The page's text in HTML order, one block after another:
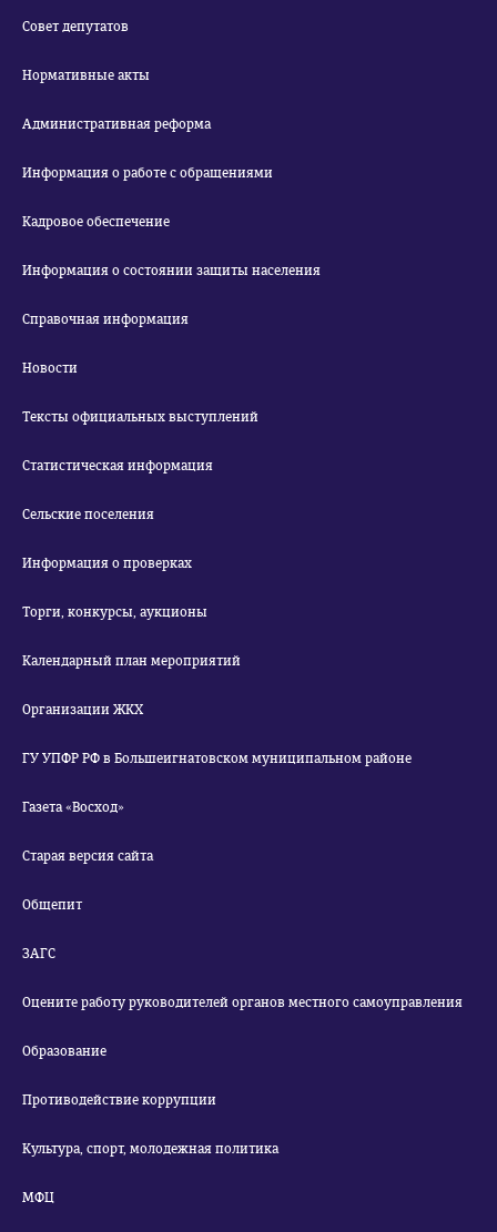
Совет депутатов
Нормативные акты
Административная реформа
Информация о работе с обращениями
Кадровое обеспечение
Информация о состоянии защиты населения
Справочная информация
Новости
Тексты официальных выступлений
Статистическая информация
Сельские поселения
Информация о проверках
Торги, конкурсы, аукционы
Календарный план мероприятий
Организации ЖКХ
ГУ УПФР РФ в Большеигнатовском муниципальном районе
Газета «Восход»
Старая версия сайта
Общепит
ЗАГС
Оцените работу руководителей органов местного самоуправления
Образование
Противодействие коррупции
Культура, спорт, молодежная политика
МФЦ